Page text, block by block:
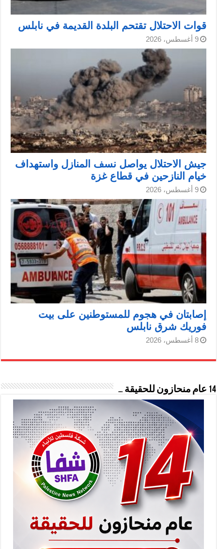
قوات الاحتلال تقتحم البلدة القديمة في نابلس
9 أغسطس، 2026
جيش الاحتلال يواصل نسف المنازل واستهداف
خيام النازحين في قطاع غزة
9 أغسطس، 2026
إصابتان في هجوم للمستوطنين على بيت
فوريك شرق نابلس
8 أغسطس، 2026
14 عام منحازون للحقيقة …